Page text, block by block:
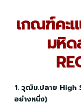
เกณฑ์คะ
มหิด
1. วุฒิม.ปลาย High
อย่างหนึ่ง)